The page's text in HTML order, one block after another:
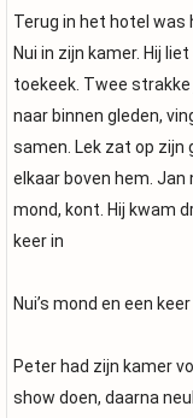
Terug in het hotel was
Nui in zijn kamer. Hij
toekeek. Twee
naar binnen gleden,
samen. Lek zat op zijn
elkaar boven hem.
mond, kont. Hij kwam
keer in
Nui’s mond en een
Peter had zijn kamer
show doen, daarna